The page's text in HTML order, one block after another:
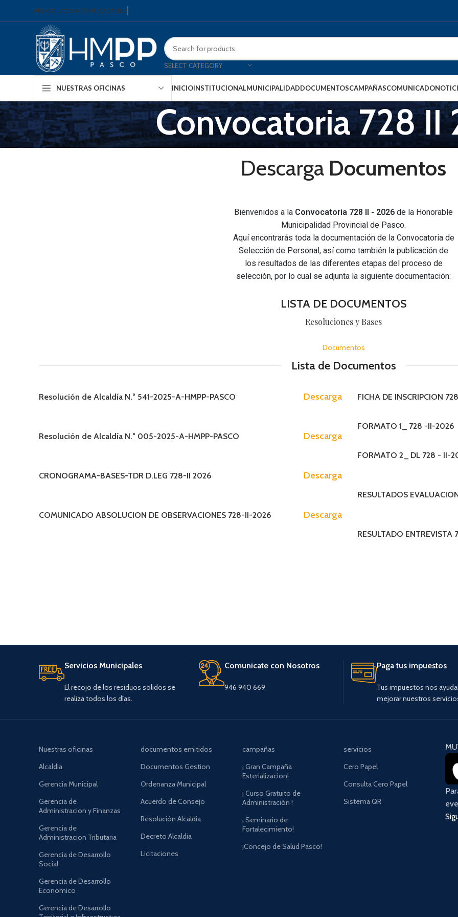
APLICATIVOS PARA CIUDADANOS
SELECT CATEGORY
NUESTRAS OFICINAS INICIOINSTITUCIONALMUNICIPALIDADDOCUMENTOS
MOF (Manual de Organizacion y
CAP (Cuadro de Asignacion
CAMPAÑASCOMUNICADO
MOF (Manual de
Convocatoria 728 II
Descarga Documentos
Bienvenidos a la Convocatoria 728 II - 2026 de la Honorable
Municipalidad Provincial de Pasco.
Aquí encontrarás toda la documentación de la Convocatoria de
Selección de Personal, así como también la publicación de
los resultados de las diferentes etapas del proceso de
selección, por lo cual se adjunta la siguiente documentación:
LISTA DE DOCUMENTOS
Resoluciones y Bases
Documentos
Lista de Documentos
Resolución de Alcaldía N.° 541-2025-A-HMPP-PASCO Descarga
Resolución de Alcaldía N.° 005-2025-A-HMPP-PASCO Descarga
CRONOGRAMA-BASES-TDR D.LEG 728-II 2026 Descarga
COMUNICADO ABSOLUCION DE OBSERVACIONES 728-II-2026 Descarga
FICHA DE INSCRIPCION
FORMATO 1_ 728 -II-2026
FORMATO 2_ DL 728 - II-
RESULTADOS
RESULTADO
Servicios Municipales
El recojo de los residuos solidos se
realiza todos los días.
Comunicate con Nosotros
946 940 669
Paga tus impuestos
Tus impuestos nos
mejorar nuestros
Nuestras oficinas
Alcaldia
Gerencia Municipal
Gerencia de
Administracion y Finanzas
Gerencia de
Administracion Tributaria
Gerencia de Desarrollo
Social
Gerencia de Desarrollo
Economico
Gerencia de Desarrollo
documentos emitidos
Documentos Gestion
Ordenanza Municipal
Acuerdo de Consejo
Resolución Alcaldia
Decreto Alcaldia
Licitaciones
campañas
¡ Gran Campaña
Esterializacion!
¡ Curso Gratuito de
Administración !
¡ Seminario de
Fortalecimiento!
¡Concejo de Salud Pasco!
servicios
Cero Papel
Consulta Cero Papel
Sistema QR